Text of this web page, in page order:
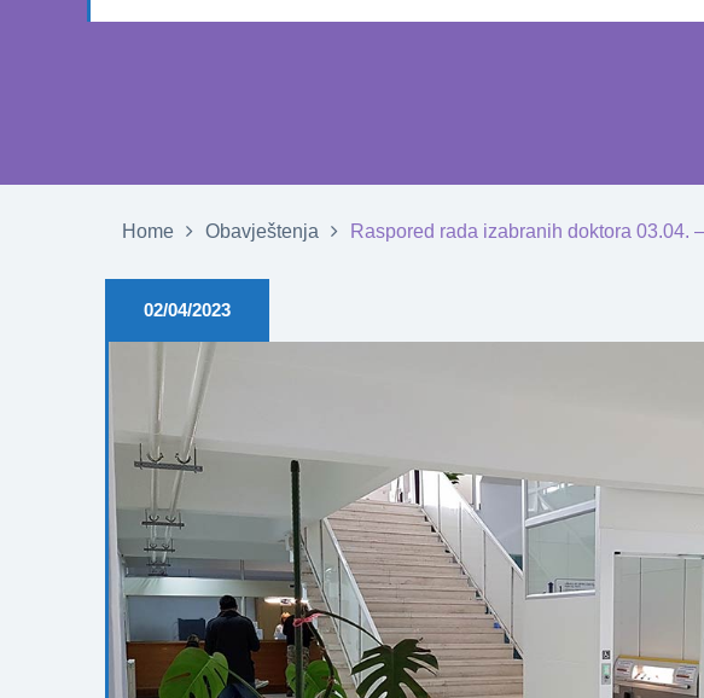
Home Obavještenja Raspored rada izabranih doktora 03.04.
02/04/2023